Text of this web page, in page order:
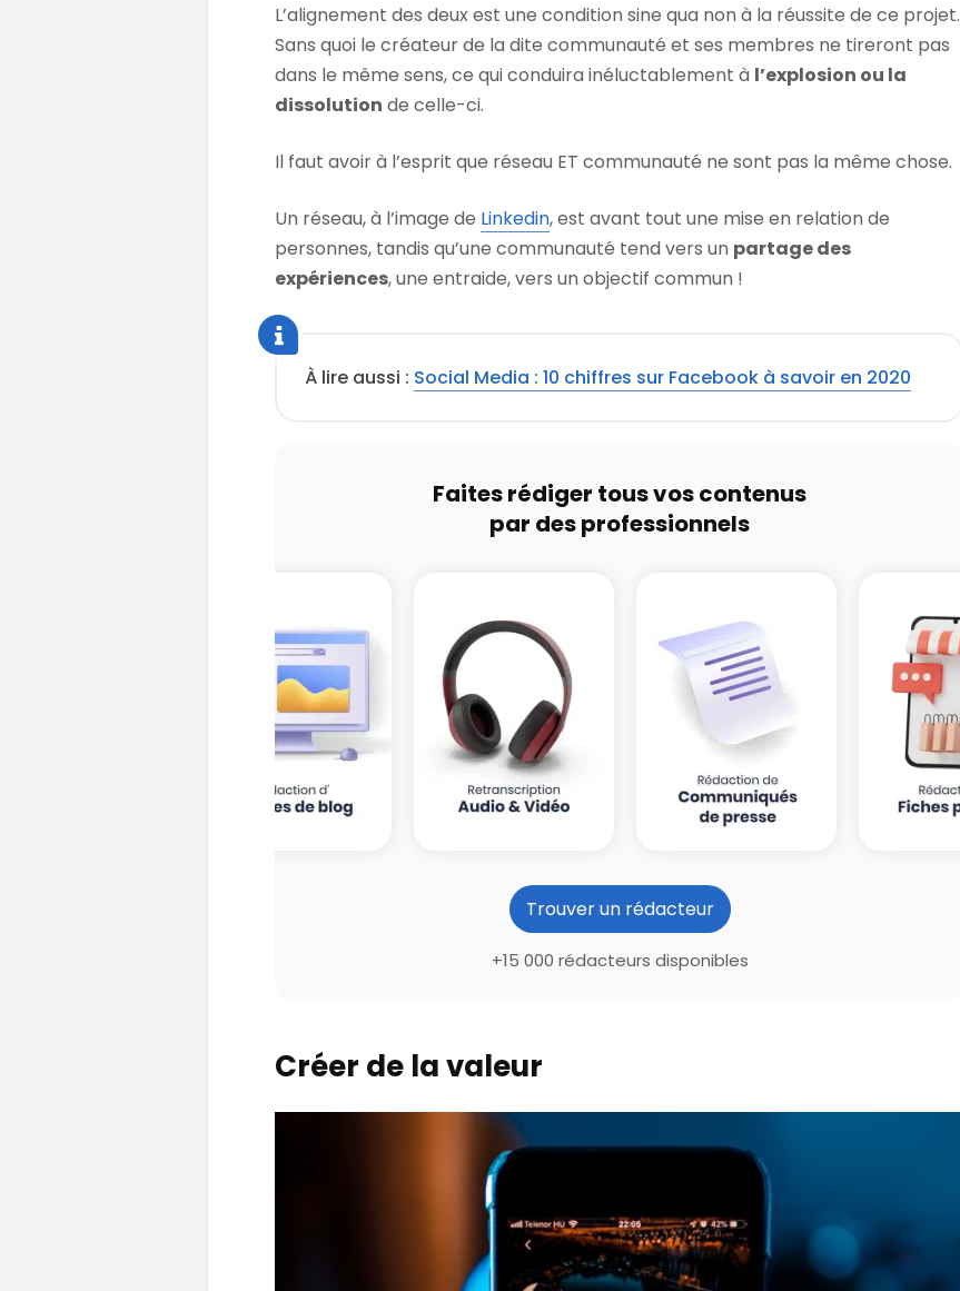
L’alignement des deux est une condition sine qua non à la réussite de ce projet.
Sans quoi le créateur de la dite communauté et ses membres ne tireront pas
dans le même sens, ce qui conduira inéluctablement à l’explosion ou la
dissolution de celle-ci.
Il faut avoir à l’esprit que réseau ET communauté ne sont pas la même chose.
Un réseau, à l’image de Linkedin, est avant tout une mise en relation de
personnes, tandis qu’une communauté tend vers un partage des
expériences, une entraide, vers un objectif commun !
À lire aussi : Social Media : 10 chiffres sur Facebook à savoir en 2020
Faites rédiger tous vos contenus
par des professionnels
Trouver un rédacteur
+15 000 rédacteurs disponibles
Créer de la valeur